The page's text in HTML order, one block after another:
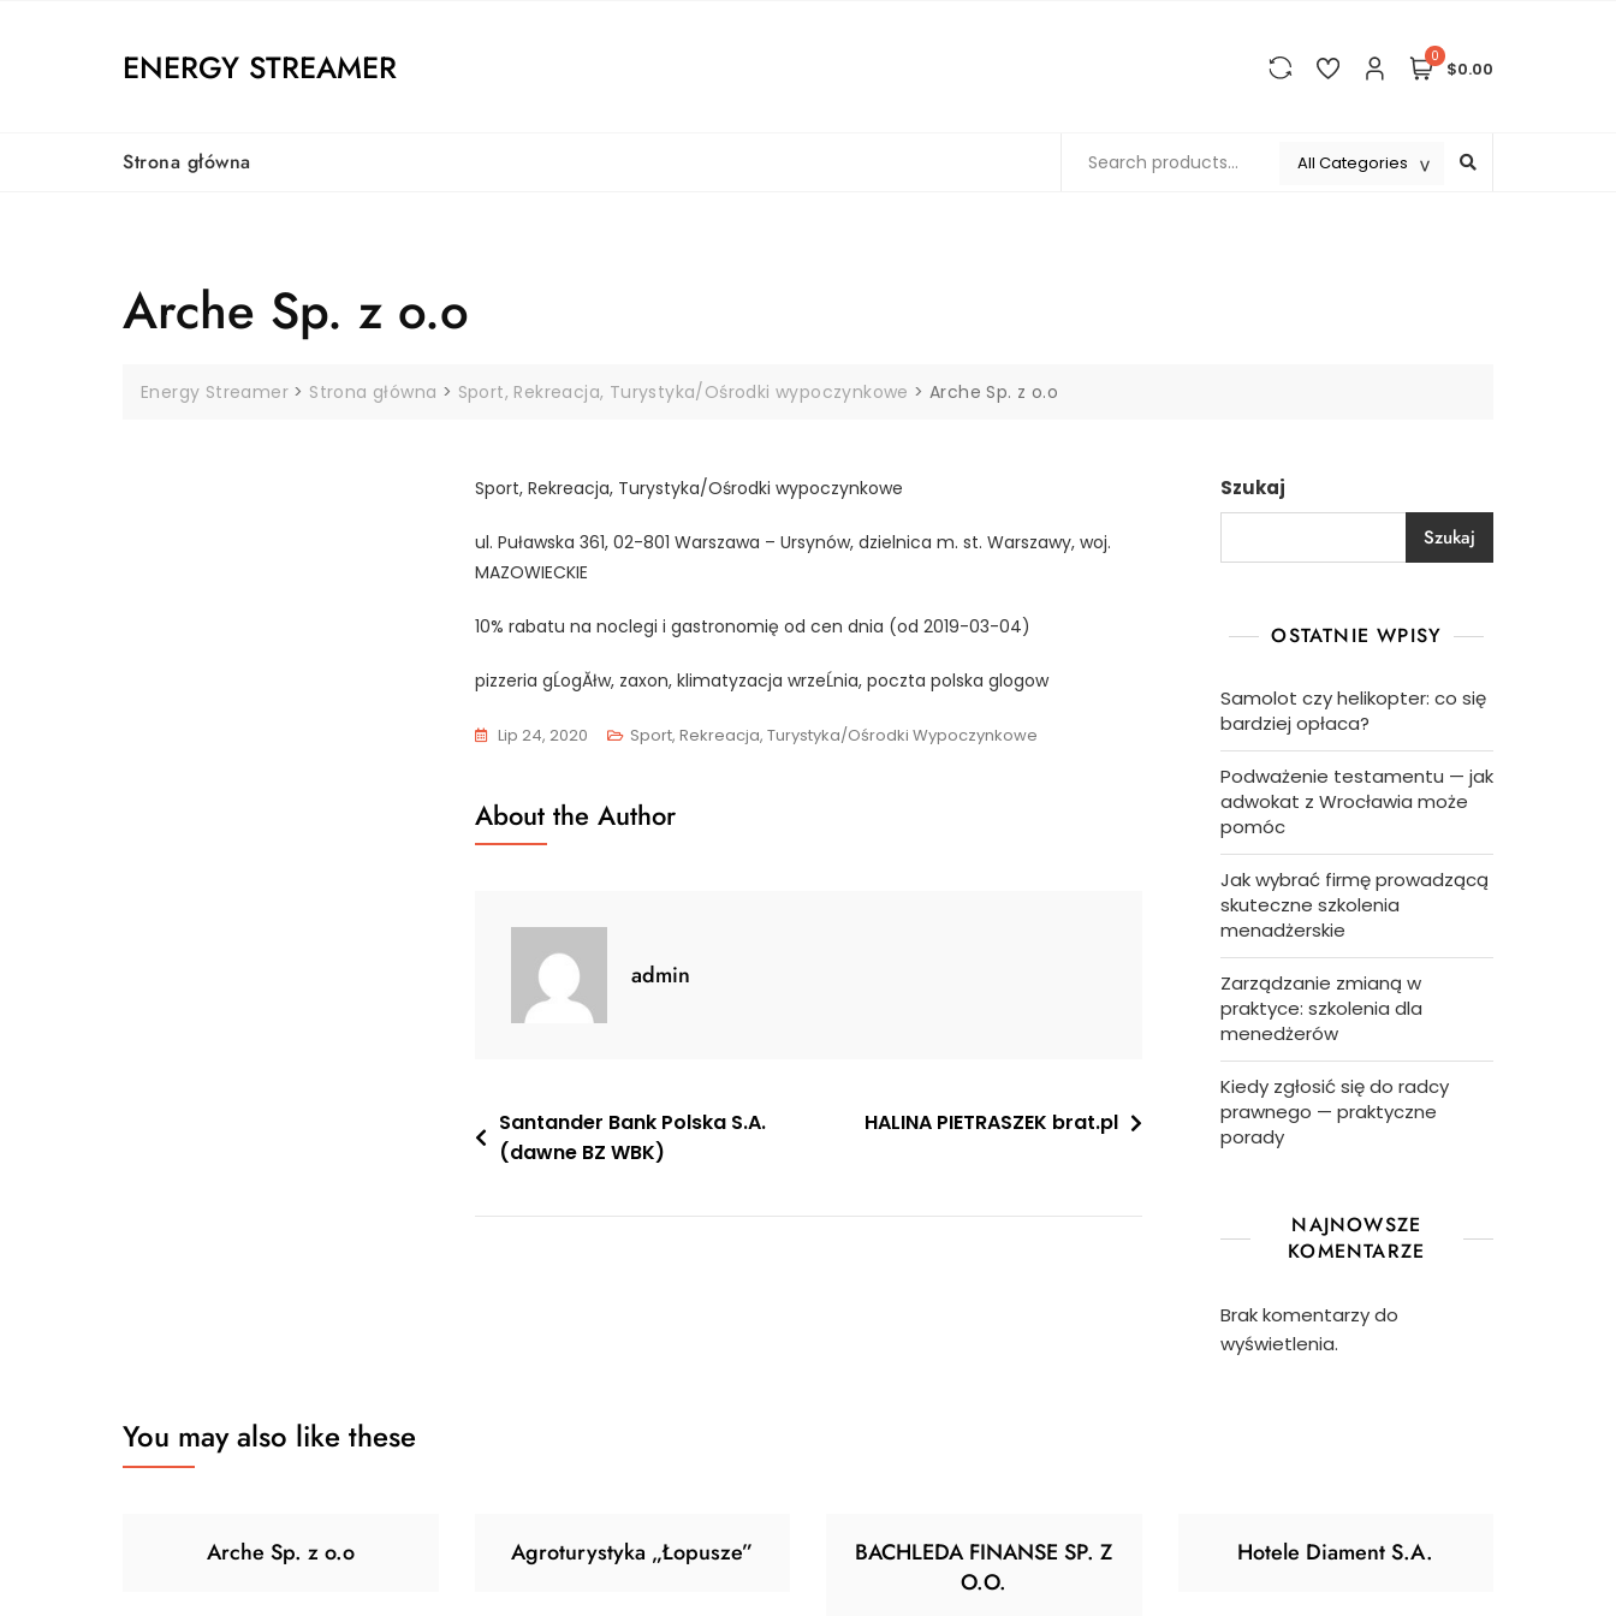
ENERGY STREAMER 0
$0.00
Strona główna
Arche Sp. z o.o
Energy Streamer > Strona główna > Sport, Rekreacja, Turystyka/Ośrodki wypoczynkowe >Arche Sp. z o.o
Sport, Rekreacja, Turystyka/Ośrodki wypoczynkowe
ul. Puławska 361, 02-801 Warszawa – Ursynów, dzielnica m. st. Warszawy, woj.
MAZOWIECKIE
10% rabatu na noclegi i gastronomię od cen dnia (od 2019-03-04)
pizzeria gĹogĂłw, zaxon, klimatyzacja wrzeĹnia, poczta polska glogow
Lip 24, 2020 Sport, Rekreacja, Turystyka/Ośrodki Wypoczynkowe
About the Author
admin
Nawigacja
wpisu
Santander Bank Polska S.A.
(dawne BZ WBK)
HALINA PIETRASZEK brat.pl
Szukaj
Szukaj
OSTATNIE WPISY
Samolot czy helikopter: co się
bardziej opłaca?
Podważenie testamentu — jak
adwokat z Wrocławia może
pomóc
Jak wybrać firmę prowadzącą
skuteczne szkolenia
menadżerskie
Zarządzanie zmianą w
praktyce: szkolenia dla
menedżerów
Kiedy zgłosić się do radcy
prawnego — praktyczne
porady
NAJNOWSZE
KOMENTARZE
Brak komentarzy do
wyświetlenia.
You may also like these
Arche Sp. z o.o Agroturystyka „Łopusze”
BACHLEDA FINANSE SP. Z
O.O.
Hotele Diament S.A.